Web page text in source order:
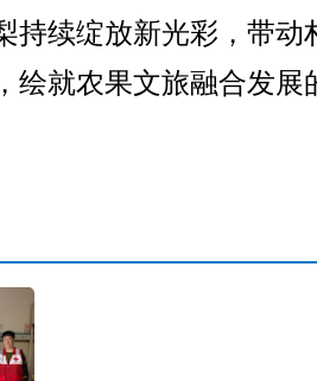
持续绽放新光彩，带动
绘就农果文旅融合发展